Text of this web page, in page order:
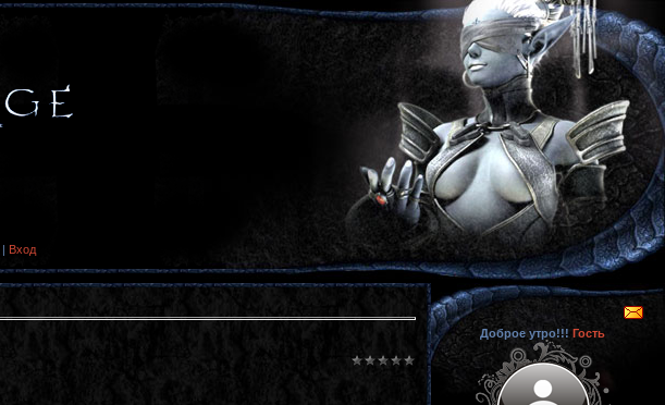
| Вход
Доброе утро!!! Гость